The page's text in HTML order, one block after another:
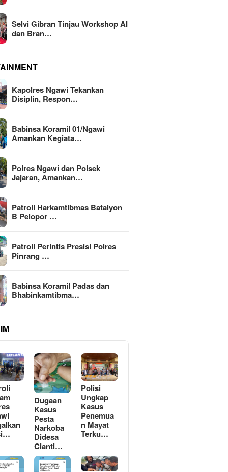
Selvi Gibran Tinjau Workshop AI
dan Bran…
Kapolres Ngawi Tekankan
Disiplin, Respon…
Babinsa Koramil 01/Ngawi
Amankan Kegiata…
Polres Ngawi dan Polsek
Jajaran, Amankan…
Patroli Harkamtibmas Batalyon
B Pelopor …
Patroli Perintis Presisi Polres
Pinrang …
Babinsa Koramil Padas dan
Bhabinkamtibma…
Dugaan
Kasus
Pesta
Narkoba
Didesa
Cianti…
Polisi
Ungkap
Kasus
Penemua
n Mayat
Terku…